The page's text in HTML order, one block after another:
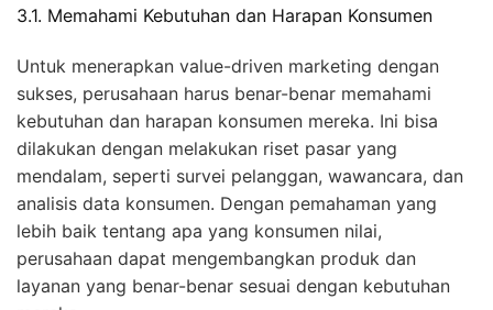
3.1. Memahami Kebutuhan dan Harapan Konsumen
Untuk menerapkan value-driven marketing dengan
sukses, perusahaan harus benar-benar memahami
kebutuhan dan harapan konsumen mereka. Ini bisa
dilakukan dengan melakukan riset pasar yang
mendalam, seperti survei pelanggan, wawancara, dan
analisis data konsumen. Dengan pemahaman yang
lebih baik tentang apa yang konsumen nilai,
perusahaan dapat mengembangkan produk dan
layanan yang benar-benar sesuai dengan kebutuhan